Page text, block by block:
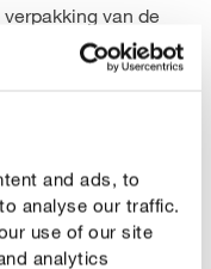
and ads, to
analyse our traffic.
use of our site
analytics
van de